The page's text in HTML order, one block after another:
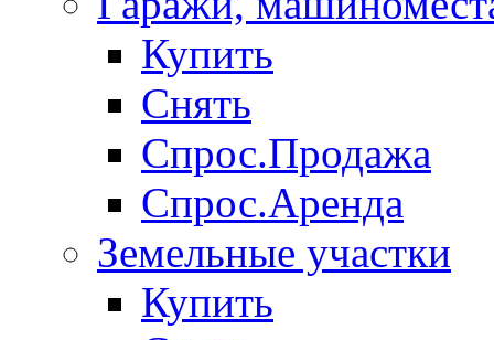
Купить
Снять
Спрос.Продажа
Спрос.Аренда
Земельные участки
Купить